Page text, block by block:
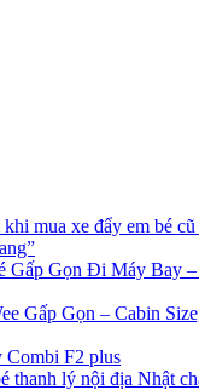
mua xe đẩy em bé
Gấp Gọn Đi Máy Bay –
Gấp Gọn – Cabin
Combi F2 plus
thanh lý nội địa Nhật